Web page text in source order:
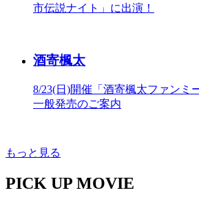
市伝説ナイト」に出演！
酒寄楓太
8/23(日)開催「酒寄楓太ファンミ
一般発売のご案内
もっと見る
PICK UP MOVIE